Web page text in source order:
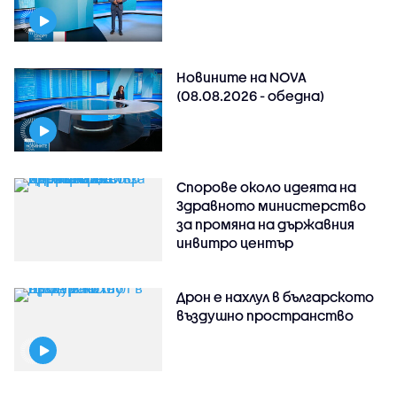
Новините на NOVA
(08.08.2026 - обедна)
Спорове около идеята на
Здравното министерство
за промяна на държавния
инвитро център
Дрон е нахлул в българското
въздушно пространство